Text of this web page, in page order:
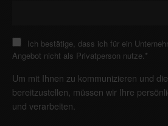
Ich bestätige, dass ich für ein
Angebot nicht als Privatperson nutze.*
Um mit Ihnen zu kommunizieren und
bereitzustellen, müssen wir Ihre
und verarbeiten.